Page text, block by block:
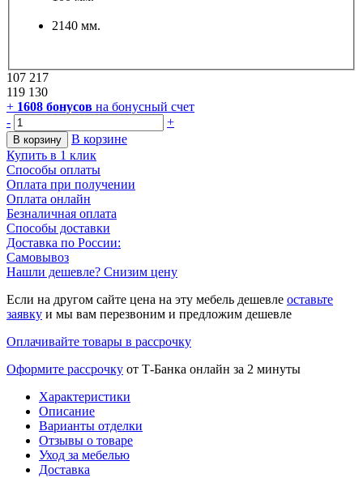
2140 мм.
107 217
119 130
+ 1608 бонусов на бонусный счет
-
+
В корзину
В корзине
Купить в 1 клик
Способы оплаты
Оплата при получении
Оплата онлайн
Безналичная оплата
Способы доставки
Доставка по России:
Самовывоз
Нашли дешевле? Снизим цену
Если на другом сайте цена на эту мебель дешевле оставьте
заявку и мы вам перезвоним и предложим дешевле
Оплачивайте товары в рассрочку
Оформите рассрочку от Т-Банка онлайн за 2 минуты
Характеристики
Описание
Варианты отделки
Отзывы о товаре
Уход за мебелью
Доставка